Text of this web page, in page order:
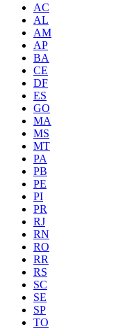
AC
AL
AM
AP
BA
CE
DF
ES
GO
MA
MS
MT
PA
PB
PE
PI
PR
RJ
RN
RO
RR
RS
SC
SE
SP
TO